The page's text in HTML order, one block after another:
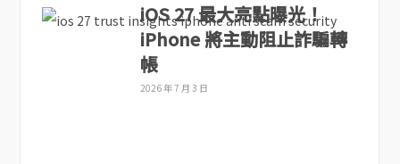
iOS 27 最大亮點曝光！
iPhone 將主動阻止詐騙轉
帳
2026 年 7 月 3 日